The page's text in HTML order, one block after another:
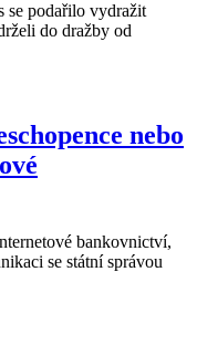
se podařilo vydražit
do dražby od
nebo
bankovnictví,
se státní správou